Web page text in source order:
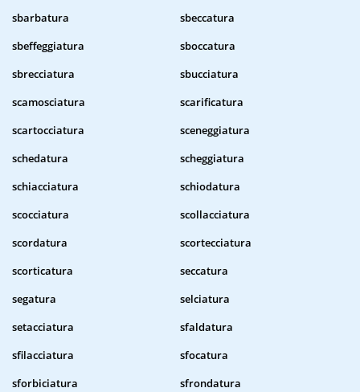
sbarbatura
sbeccatura
sbeffeggiatura
sboccatura
sbrecciatura
sbucciatura
scamosciatura
scarificatura
scartocciatura
sceneggiatura
schedatura
scheggiatura
schiacciatura
schiodatura
scocciatura
scollacciatura
scordatura
scortecciatura
scorticatura
seccatura
segatura
selciatura
setacciatura
sfaldatura
sfilacciatura
sfocatura
sforbiciatura
sfrondatura